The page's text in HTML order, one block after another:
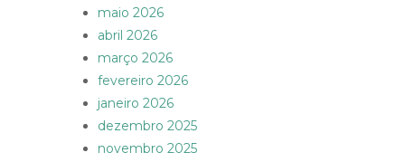
maio 2026
abril 2026
março 2026
fevereiro 2026
janeiro 2026
dezembro 2025
novembro 2025